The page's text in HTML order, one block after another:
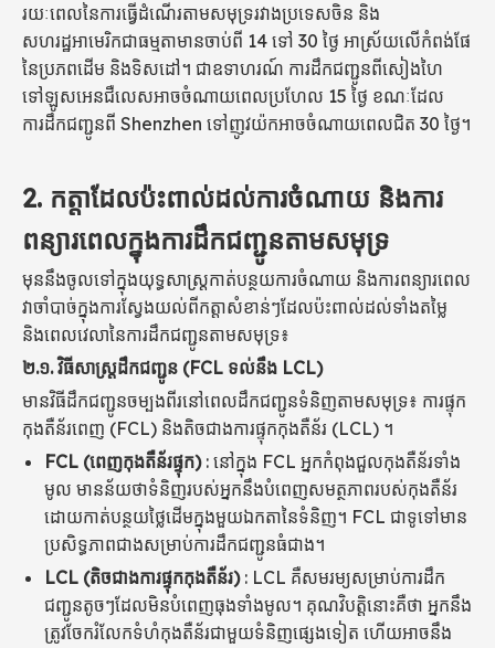
រយៈពេលនៃការធ្វើដំណើរតាមសមុទ្ររវាងប្រទេសចិន និង
សហរដ្ឋអាមេរិកជាធម្មតាមានចាប់ពី 14 ទៅ 30 ថ្ងៃ អាស្រ័យលើកំពង់ផែ
នៃប្រភពដើម និងទិសដៅ។ ជាឧទាហរណ៍ ការដឹកជញ្ជូនពីសៀងហៃ
ទៅឡូសអេនជឺលេសអាចចំណាយពេលប្រហែល 15 ថ្ងៃ ខណៈដែល
ការដឹកជញ្ជូនពី Shenzhen ទៅញូវយ៉កអាចចំណាយពេលជិត 30 ថ្ងៃ។
2. កត្តាដែលប៉ះពាល់ដល់ការចំណាយ និងការ
ពន្យារពេលក្នុងការដឹកជញ្ជូនតាមសមុទ្រ
មុននឹងចូលទៅក្នុងយុទ្ធសាស្ត្រកាត់បន្ថយការចំណាយ និងការពន្យារពេល
វាចាំបាច់ក្នុងការស្វែងយល់ពីកត្តាសំខាន់ៗដែលប៉ះពាល់ដល់ទាំងតម្លៃ
និងពេលវេលានៃការដឹកជញ្ជូនតាមសមុទ្រ៖
២.១.វិធីសាស្រ្តដឹកជញ្ជូន (FCL ទល់នឹង LCL)
មានវិធីដឹកជញ្ជូនចម្បងពីរនៅពេលដឹកជញ្ជូនទំនិញតាមសមុទ្រ៖ ការផ្ទុក
កុងតឺន័រពេញ (FCL) និងតិចជាងការផ្ទុកកុងតឺន័រ (LCL) ។
FCL (ពេញកុងតឺន័រផ្ទុក) : នៅក្នុង FCL អ្នកកំពុងជួលកុងតឺន័រទាំង
មូល មានន័យថាទំនិញរបស់អ្នកនឹងបំពេញសមត្ថភាពរបស់កុងតឺន័រ
ដោយកាត់បន្ថយថ្លៃដើមក្នុងមួយឯកតានៃទំនិញ។ FCL ជាទូទៅមាន
ប្រសិទ្ធភាពជាងសម្រាប់ការដឹកជញ្ជូនធំជាង។
LCL (តិចជាងការផ្ទុកកុងតឺន័រ) : LCL គឺសមរម្យសម្រាប់ការដឹក
ជញ្ជូនតូចៗដែលមិនបំពេញធុងទាំងមូល។ គុណវិបត្តិនោះគឺថា អ្នកនឹង
ត្រូវចែករំលែកទំហំកុងតឺន័រជាមួយទំនិញផ្សេងទៀត ហើយអាចនឹង